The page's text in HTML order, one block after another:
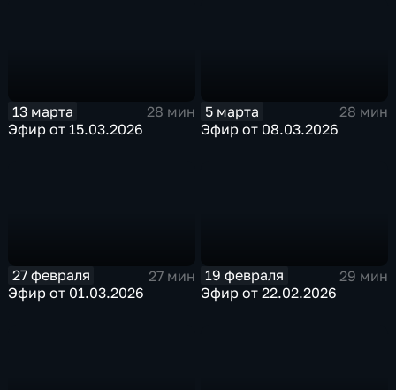
13 марта
28 мин
Эфир от 15.03.2026
5 марта
28 мин
Эфир от 08.03.2026
27 февраля
27 мин
Эфир от 01.03.2026
19 февраля
29 мин
Эфир от 22.02.2026